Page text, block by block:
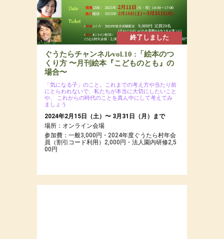
終了しました
ぐうたらチャンネルvol.10 :「絵本のつ
くり方 〜月刊絵本『こどものとも』の
場合〜
「気になる子」のこと。これまでの考え方や当たり前
にとらわれないで、私たちが本当に大切にしたいこと
や、
これからの時代のことを真ん中にして考えてみ
ましょう
2024年2月15日（土）〜 3月31日（月）まで
場所：オンライン会場
参加費：一般3,000円・2024年度ぐうたら村年会
員（割引コード利用）2,000円・法人園内研修2,5
00円